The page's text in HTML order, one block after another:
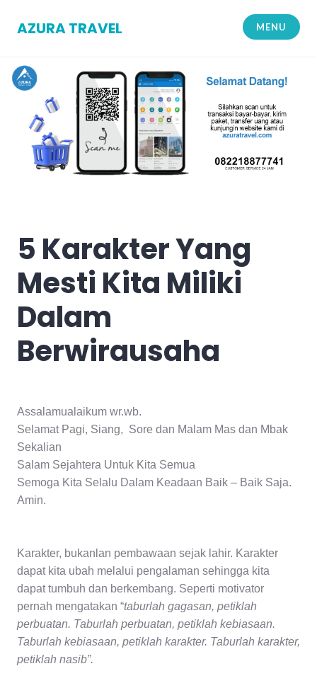
AZURA TRAVEL MENU
5 Karakter Yang
Mesti Kita Miliki
Dalam
Berwirausaha
Assalamualaikum wr.wb.
Selamat Pagi, Siang, Sore dan Malam Mas dan Mbak
Sekalian
Salam Sejahtera Untuk Kita Semua
Semoga Kita Selalu Dalam Keadaan Baik – Baik Saja.
Amin.
Karakter, bukanlan pembawaan sejak lahir. Karakter
dapat kita ubah melalui pengalaman sehingga kita
dapat tumbuh dan berkembang. Seperti motivator
pernah mengatakan “taburlah gagasan, petiklah
perbuatan. Taburlah perbuatan, petiklah kebiasaan.
Taburlah kebiasaan, petiklah karakter. Taburlah karakter,
petiklah nasib”.